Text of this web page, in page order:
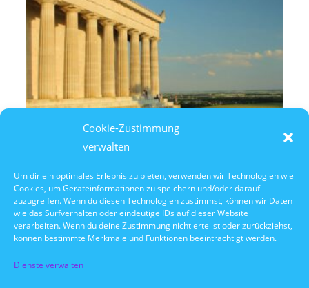
Cookie-Zustimmung
verwalten
Um dir ein optimales Erlebnis zu bieten, verwenden wir Technologien wie
Cookies, um Geräteinformationen zu speichern und/oder darauf
zuzugreifen. Wenn du diesen Technologien zustimmst, können wir Daten
wie das Surfverhalten oder eindeutige IDs auf dieser Website
verarbeiten. Wenn du deine Zustimmung nicht erteilst oder zurückziehst,
können bestimmte Merkmale und Funktionen beeinträchtigt werden.
Dienste verwalten
8. August 2026
14:30 Uhr Walhalla Schifffahrt